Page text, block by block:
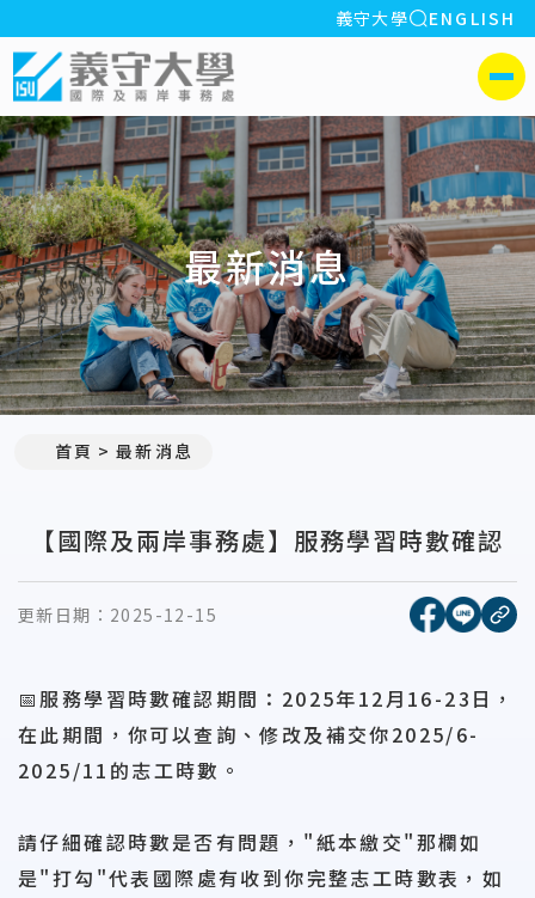
:::
義守大學 全站搜索
ENGLISH
側選單
最新消息
首頁 最新消息
【國際及兩岸事務處】服務學習時數確認
更新日期： 2025-12-15 [另開新
[另開
複
📅服務學習時數確認期間：2025年12月16-23日，
在此期間，你可以查詢、修改及補交你2025/6-
2025/11的志工時數。
請仔細確認時數是否有問題，"紙本繳交"那欄如
是"打勾"代表國際處有收到你完整志工時數表，如